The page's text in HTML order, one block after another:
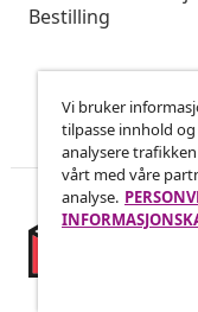
Bestilling
Vi bruker
tilpasse innhold
analysere
vårt med våre
analyse.